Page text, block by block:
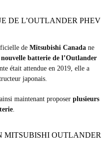
DE L’OUTLANDER PHEV
de Mitsubishi Canada ne
nouvelle batterie de l’Outlander
était attendue en 2019, elle a
japonais.
maintenant proposer plusieurs
.
MITSUBISHI OUTLANDER